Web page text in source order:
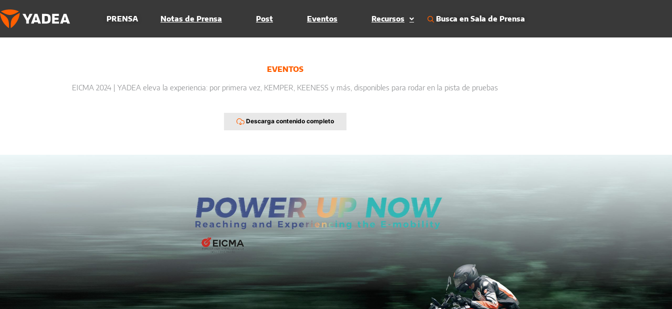
al
contenido
PRENSA Notas de Prensa Post Eventos Recursos Busca en Sala de Prensa
EVENTOS
EICMA 2024 | YADEA eleva la experiencia: por primera vez, KEMPER, KEENESS y más, disponibles para rodar en la pista de pruebas
Descarga contenido completo